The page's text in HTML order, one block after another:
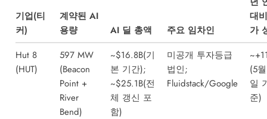
기업(티
커)
계약된 AI
용량
AI 딜 총액 주요 임차인
대
가
Hut 8
(HUT)
597 MW
(Beacon
Point +
River
Bend)
~$16.8B(기
본 기간);
~$25.1B(전
체 갱신 포
함)
미공개 투자등급
법인;
Fluidstack/Google
(5
일
준)